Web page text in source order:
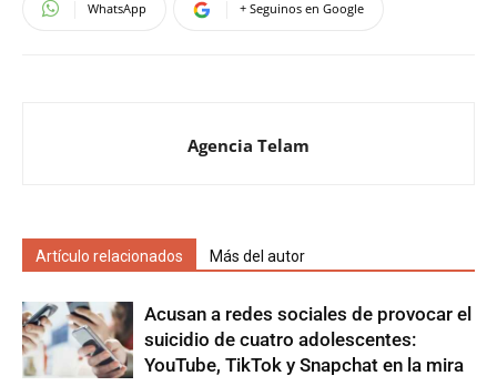
WhatsApp + Seguinos en Google
Agencia Telam
Artículo relacionados Más del autor
Acusan a redes sociales de provocar el
suicidio de cuatro adolescentes:
YouTube, TikTok y Snapchat en la mira